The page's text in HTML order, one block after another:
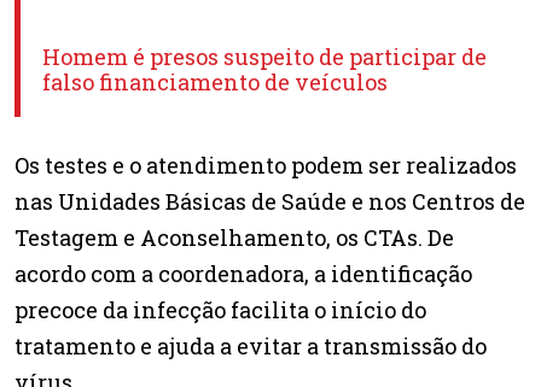
Homem é presos suspeito de participar de
falso financiamento de veículos
Os testes e o atendimento podem ser realizados
nas Unidades Básicas de Saúde e nos Centros de
Testagem e Aconselhamento, os CTAs. De
acordo com a coordenadora, a identificação
precoce da infecção facilita o início do
tratamento e ajuda a evitar a transmissão do